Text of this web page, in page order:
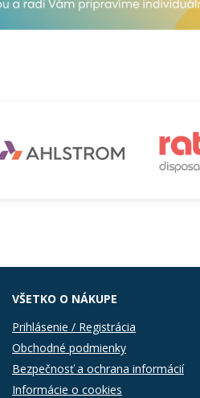
VŠETKO O NÁKUPE
Prihlásenie / Registrácia
Obchodné podmienky
Bezpečnosť a ochrana informácií
Informácie o cookies